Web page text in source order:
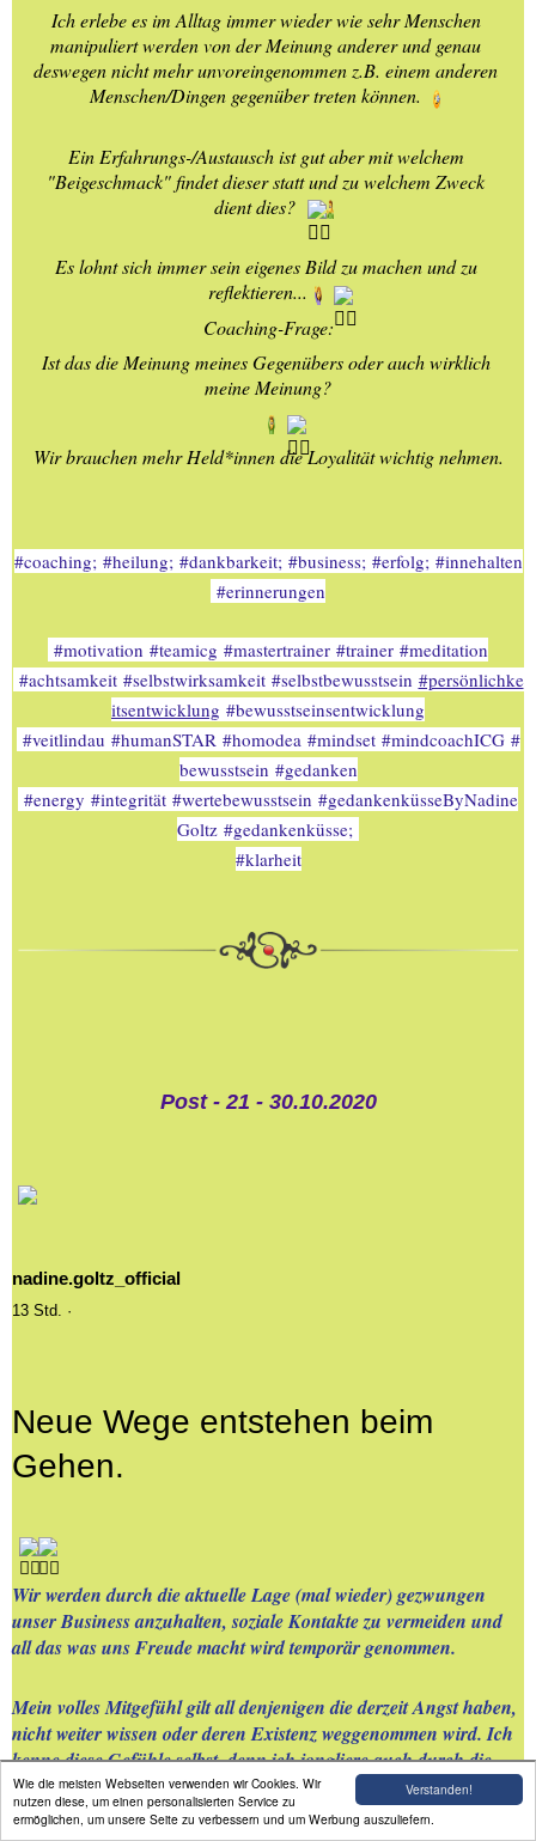
Verstanden!
Wie die meisten Webseiten verwenden wir Cookies. Wir
nutzen diese, um einen personalisierten Service zu
ermöglichen, um unsere Seite zu verbessern und um Werbung auszuliefern.
Ich erlebe es im Alltag immer wieder wie sehr Menschen
manipuliert werden von der Meinung anderer und genau
deswegen nicht mehr unvoreingenommen z.B. einem anderen
Menschen/Dingen gegenüber treten können.
Ein Erfahrungs-/Austausch ist gut aber mit welchem
"Beigeschmack" findet dieser statt und zu welchem Zweck
dient dies?
Es lohnt sich immer sein eigenes Bild zu machen und zu
reflektieren...
Coaching-Frage:
Ist das die Meinung meines Gegenübers oder auch wirklich
meine Meinung?
Wir brauchen mehr Held*innen die Loyalität wichtig nehmen.
#coaching; #heilung; #dankbarkeit; #business; #erfolg; #innehalten
#erinnerungen
#motivation #teamicg #mastertrainer #trainer #meditation
#achtsamkeit #selbstwirksamkeit #selbstbewusstsein #persönlichke
itsentwicklung #bewusstseinsentwicklung
#veitlindau #humanSTAR #homodea #mindset #mindcoachICG #
bewusstsein #gedanken
#energy #integrität #wertebewusstsein #gedankenküsseByNadine
Goltz #gedankenküsse;
#klarheit
Post - 21 - 30.10.2020
nadine.goltz_official
13 Std. ·
Neue Wege entstehen beim
Gehen.
Wir werden durch die aktuelle Lage (mal wieder) gezwungen
unser Business anzuhalten, soziale Kontakte zu vermeiden und
all das was uns Freude macht wird temporär genommen.
Mein volles Mitgefühl gilt all denjenigen die derzeit Angst haben,
nicht weiter wissen oder deren Existenz weggenommen wird. Ich
kenne diese Gefühle selbst, denn ich jongliere auch durch die
Lage mit meinem neuen Business und schaue welche neuen
Wege ich mit und für Euch gehen kann.